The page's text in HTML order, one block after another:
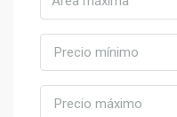
Precio mínimo
Precio máximo